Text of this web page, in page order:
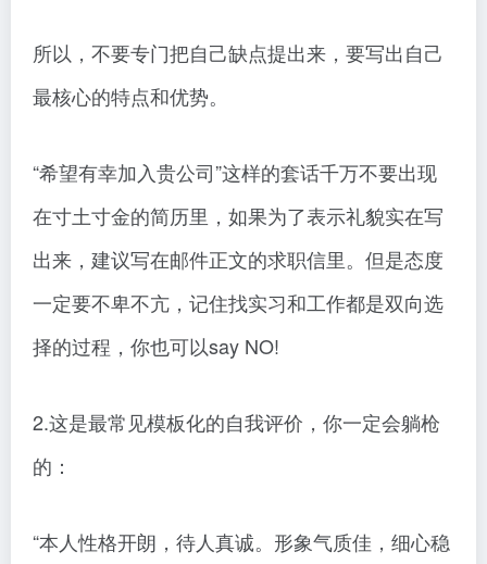
所以，不要专门把自己缺点提出来，要写出自己
最核心的特点和优势。
“希望有幸加入贵公司”这样的套话千万不要出现
在寸土寸金的简历里，如果为了表示礼貌实在写
出来，建议写在邮件正文的求职信里。但是态度
一定要不卑不亢，记住找实习和工作都是双向选
择的过程，你也可以say NO!
2.这是最常见模板化的自我评价，你一定会躺枪
的：
“本人性格开朗，待人真诚。形象气质佳，细心稳